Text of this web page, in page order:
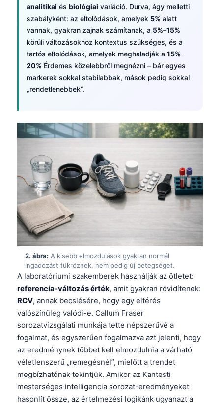
analitikai és biológiai variáció. Durva, ágy melletti
szabályként: az eltolódások, amelyek 5% alatt
vannak, gyakran zajnak számítanak, a 5%–15%
körüli változásokhoz kontextus szükséges, és a
tartós eltolódások, amelyek meghaladják a 15%–
20% Érdemes közelebbről megnézni – bár egyes
markerek sokkal stabilabbak, mások pedig sokkal
„rendetlenebbek”.
2. ábra: A kisebb elmozdulások gyakran normál
ingadozást tükröznek, nem pedig új betegséget.
A laboratóriumi szakemberek használják az ötletet:
referencia-változás érték, amit gyakran rövidítenek:
RCV, annak becslésére, hogy egy eltérés
valószínűleg valódi-e. Callum Fraser
sorozatvizsgálati munkája tette népszerűvé a
fogalmat, és egyszerűen fogalmazva azt jelenti, hogy
az eredménynek többet kell elmozdulnia a várható
véletlenszerű „remegésnél”, mielőtt a trendet
megbízhatónak tekintjük. Amikor az Kantesti
mesterséges intelligencia sorozat-eredményeket
hasonlít össze, az értelmezési logikánk ugyanazt a